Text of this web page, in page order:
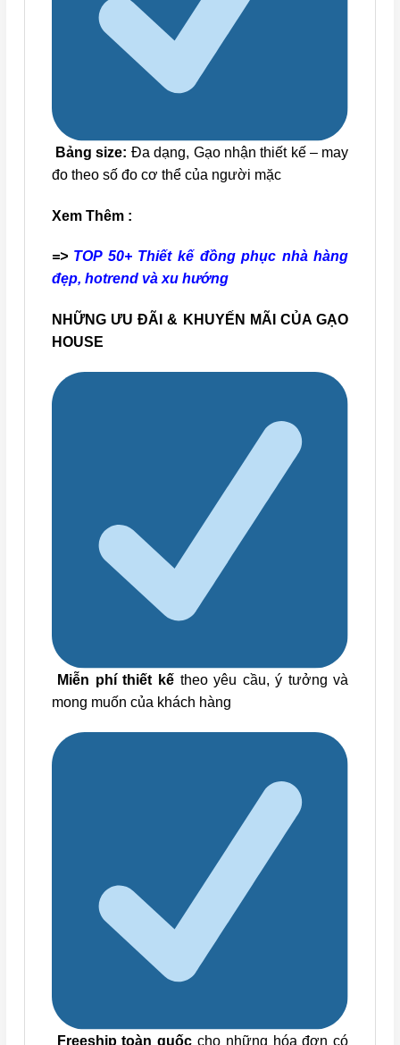
Bảng size: Đa dạng, Gạo nhận thiết kế – may
đo theo số đo cơ thể của người mặc
Xem Thêm :
=> TOP 50+ Thiết kế đồng phục nhà hàng
đẹp, hotrend và xu hướng
NHỮNG ƯU ĐÃI & KHUYẾN MÃI CỦA GẠO
HOUSE
Miễn phí thiết kế theo yêu cầu, ý tưởng và
mong muốn của khách hàng
Freeship toàn quốc cho những hóa đơn có